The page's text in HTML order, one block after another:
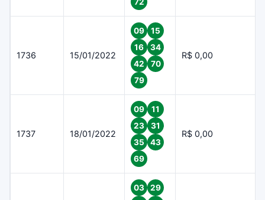
1736 15/01/2022
09
15
16
34
42
70
79
R$ 0,00
1737 18/01/2022
09
11
23
31
35
43
69
R$ 0,00
03
29